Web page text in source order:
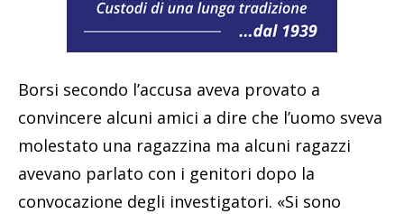
Borsi secondo l’accusa aveva provato a
convincere alcuni amici a dire che l’uomo sveva
molestato una ragazzina ma alcuni ragazzi
avevano parlato con i genitori dopo la
convocazione degli investigatori. «Si sono